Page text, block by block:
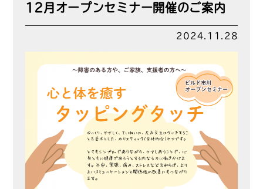
12月オープンセミナー開催のご案内
2024.11.28